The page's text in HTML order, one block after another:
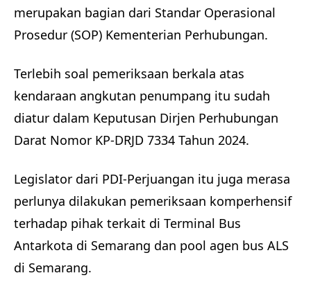
merupakan bagian dari Standar Operasional
Prosedur (SOP) Kementerian Perhubungan.
Terlebih soal pemeriksaan berkala atas
kendaraan angkutan penumpang itu sudah
diatur dalam Keputusan Dirjen Perhubungan
Darat Nomor KP-DRJD 7334 Tahun 2024.
Legislator dari PDI-Perjuangan itu juga merasa
perlunya dilakukan pemeriksaan komperhensif
terhadap pihak terkait di Terminal Bus
Antarkota di Semarang dan pool agen bus ALS
di Semarang.